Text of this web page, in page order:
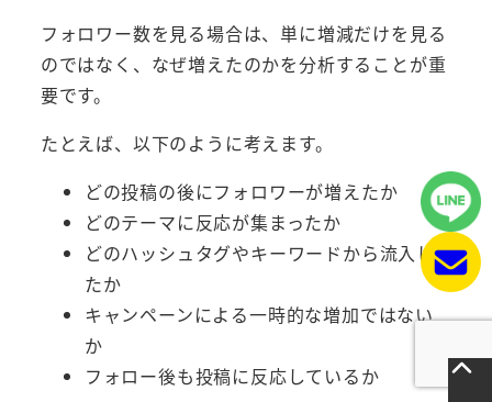
フォロワー数を見る場合は、単に増減だけを見る
のではなく、なぜ増えたのかを分析することが重
要です。
たとえば、以下のように考えます。
どの投稿の後にフォロワーが増えたか
どのテーマに反応が集まったか
どのハッシュタグやキーワードから流入し
たか
キャンペーンによる一時的な増加ではない
か
フォロー後も投稿に反応しているか